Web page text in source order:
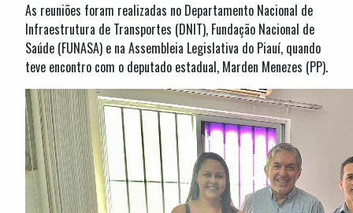
As reuniões foram realizadas no Departamento Nacional de
Infraestrutura de Transportes (DNIT), Fundação Nacional de
Saúde (FUNASA) e na Assembleia Legislativa do Piauí, quando
teve encontro com o deputado estadual, Marden Menezes (PP).